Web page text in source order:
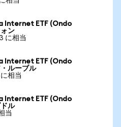
Internet ETF (Ondo
ン
に相当
Internet ETF (Ondo
ルーブル
相当
Internet ETF (Ondo
ル
当